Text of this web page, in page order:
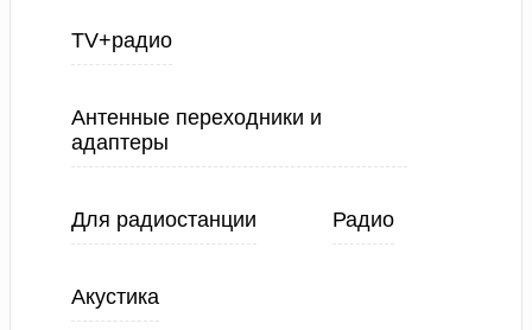
TV+радио
Антенные переходники и
адаптеры
Для радиостанции Радио
Акустика